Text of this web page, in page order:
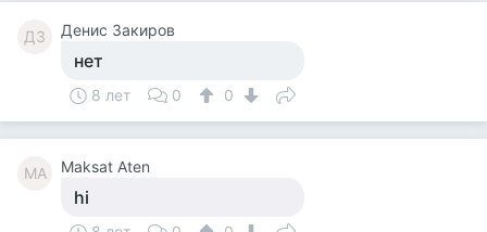
ДЗ Денис Закиров
нет
8 лет 0 0
MA Maksat Aten
hi